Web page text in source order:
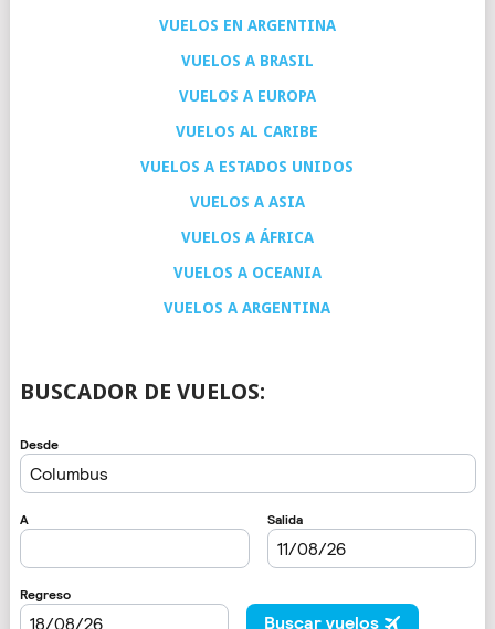
VUELOS EN ARGENTINA
VUELOS A BRASIL
VUELOS A EUROPA
VUELOS AL CARIBE
VUELOS A ESTADOS UNIDOS
VUELOS A ASIA
VUELOS A ÁFRICA
VUELOS A OCEANIA
VUELOS A ARGENTINA
BUSCADOR DE VUELOS: